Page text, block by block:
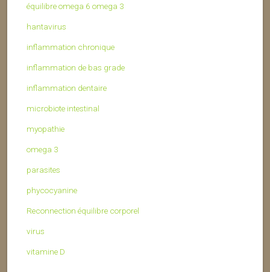
équilibre omega 6 omega 3
hantavirus
inflammation chronique
inflammation de bas grade
inflammation dentaire
microbiote intestinal
myopathie
omega 3
parasites
phycocyanine
Reconnection équilibre corporel
virus
vitamine D